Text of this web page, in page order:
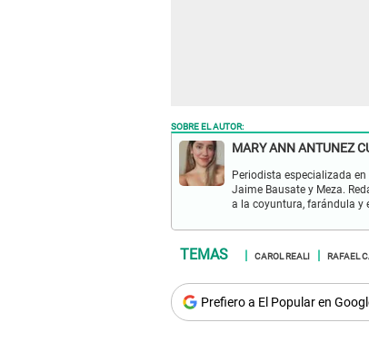
SOBRE EL AUTOR:
MARY ANN ANTUNEZ
Periodista especializada
Jaime Bausate y Meza.
a la coyuntura, farándula y
CAROL REALI RAFAEL
Prefiero a El Popular en